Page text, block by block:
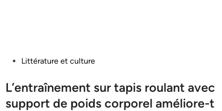
PostedLittérature et culture
L’entraînement sur tapis roulant avec
support de poids corporel améliore-t